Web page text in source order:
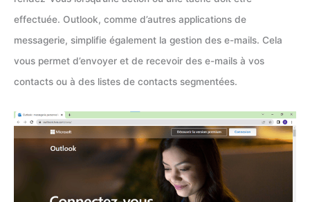
effectuée. Outlook, comme d’autres applications de
messagerie, simplifie également la gestion des e-mails. Cela
vous permet d’envoyer et de recevoir des e-mails à vos
contacts ou à des listes de contacts segmentées.